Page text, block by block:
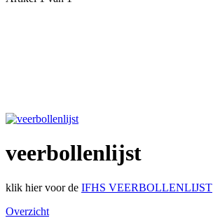
veerbollenlijst
klik hier voor de IFHS VEERBOLLENLIJST
Overzicht